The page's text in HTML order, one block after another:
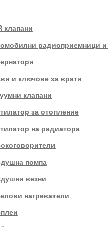
клапани
радиоприемници и
и ключове за врати
клапани
за отопление
на радиатора
помпа
везни
нагреватели